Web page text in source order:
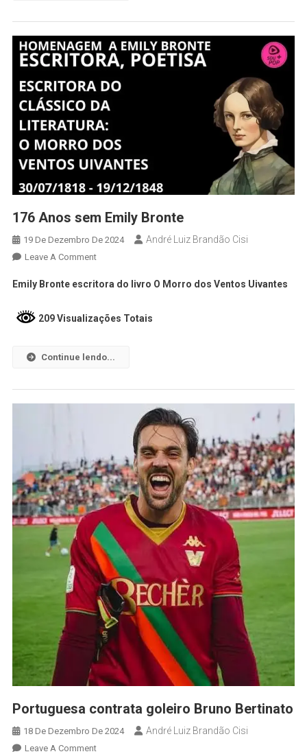
176 Anos sem Emily Bronte
19 De Dezembro De 2024 André Luiz Brandão Cisi
Leave A Comment
Emily Bronte escritora do livro O Morro dos Ventos Uivantes
209 Visualizações Totais
Continue lendo...
Portuguesa contrata goleiro Bruno Bertinato
18 De Dezembro De 2024 André Luiz Brandão Cisi
Leave A Comment